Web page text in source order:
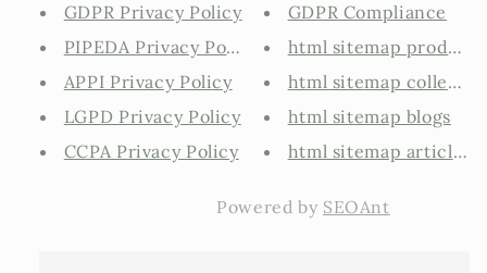
GDPR Privacy Policy
PIPEDA Privacy Policy
APPI Privacy Policy
LGPD Privacy Policy
CCPA Privacy Policy
GDPR Compliance
html sitemap products
html sitemap
html sitemap blogs
html sitemap articles
Powered by SEOAnt